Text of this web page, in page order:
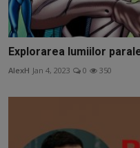
Explorarea lumiilor
AlexH Jan 4, 2023 0 350